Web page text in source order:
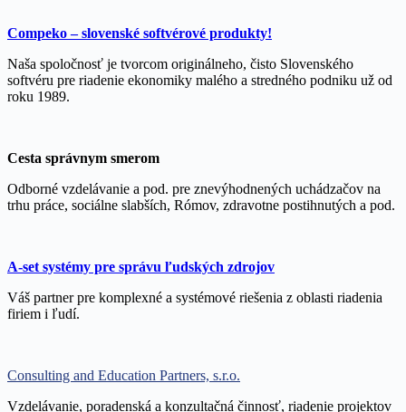
Compeko – slovenské softvérové produkty!
Naša spoločnosť je tvorcom originálneho, čisto Slovenského
softvéru pre riadenie ekonomiky malého a stredného podniku už od
roku 1989.
Cesta správnym smerom
Odborné vzdelávanie a pod. pre znevýhodnených uchádzačov na
trhu práce, sociálne slabších, Rómov, zdravotne postihnutých a pod.
A-set systémy pre správu ľudských zdrojov
Váš partner pre komplexné a systémové riešenia z oblasti riadenia
firiem i ľudí.
Consulting and Education Partners, s.r.o.
Vzdelávanie, poradenská a konzultačná činnosť, riadenie projektov